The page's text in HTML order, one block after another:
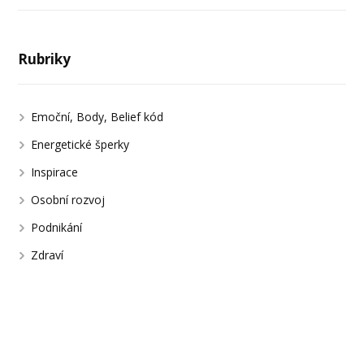
Rubriky
Emoční, Body, Belief kód
Energetické šperky
Inspirace
Osobní rozvoj
Podnikání
Zdraví